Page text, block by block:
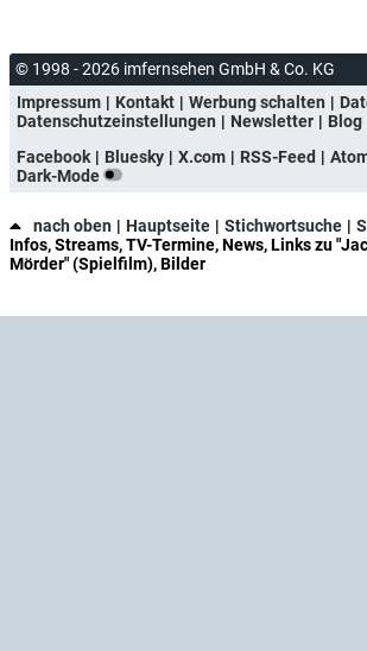
© 1998 - 2026 imfernsehen GmbH & Co. KG
Impressum
Kontakt Werbung schalten
Datenschutzeinstellungen
Newsletter
Blog
Facebook
Bluesky X.com RSS-Feed
Dark-Mode
nach oben Hauptseite Stichwortsuche
Infos, Streams, TV-Termine, News, Links zu
Mörder" (Spielfilm), Bilder